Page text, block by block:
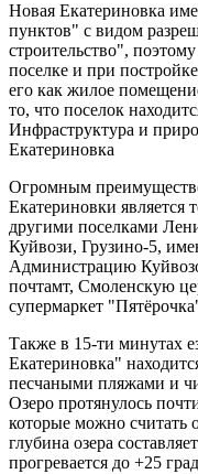
Новая Екатериновка
пунктов" с видом
строительство",
поселке и при
его как жилое
то, что поселок
Инфраструктура и
Екатериновка
Огромным
Екатериновки является
другими поселками
Куйвози, Грузино-5,
Администрацию
почтамт, Смоленскую
супермаркет
Также в 15-ти минутах
Екатериновка"
песчаными пляжами и
Озеро протянулось
которые можно считать
глубина озера
прогревается до +25